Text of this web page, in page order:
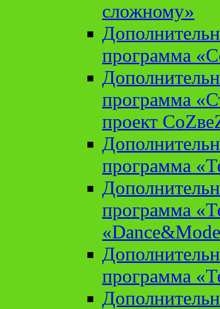
сложному»
программа
программа
проект
программа
программа
программа